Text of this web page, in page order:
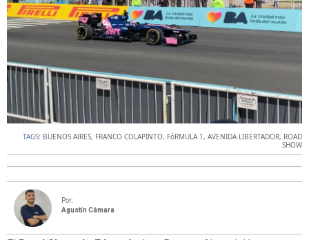
TAGS: BUENOS AIRES, FRANCO COLAPINTO, FóRMULA 1, AVENIDA LIBERTADOR, ROAD
SHOW
Por:
Agustín Cámara